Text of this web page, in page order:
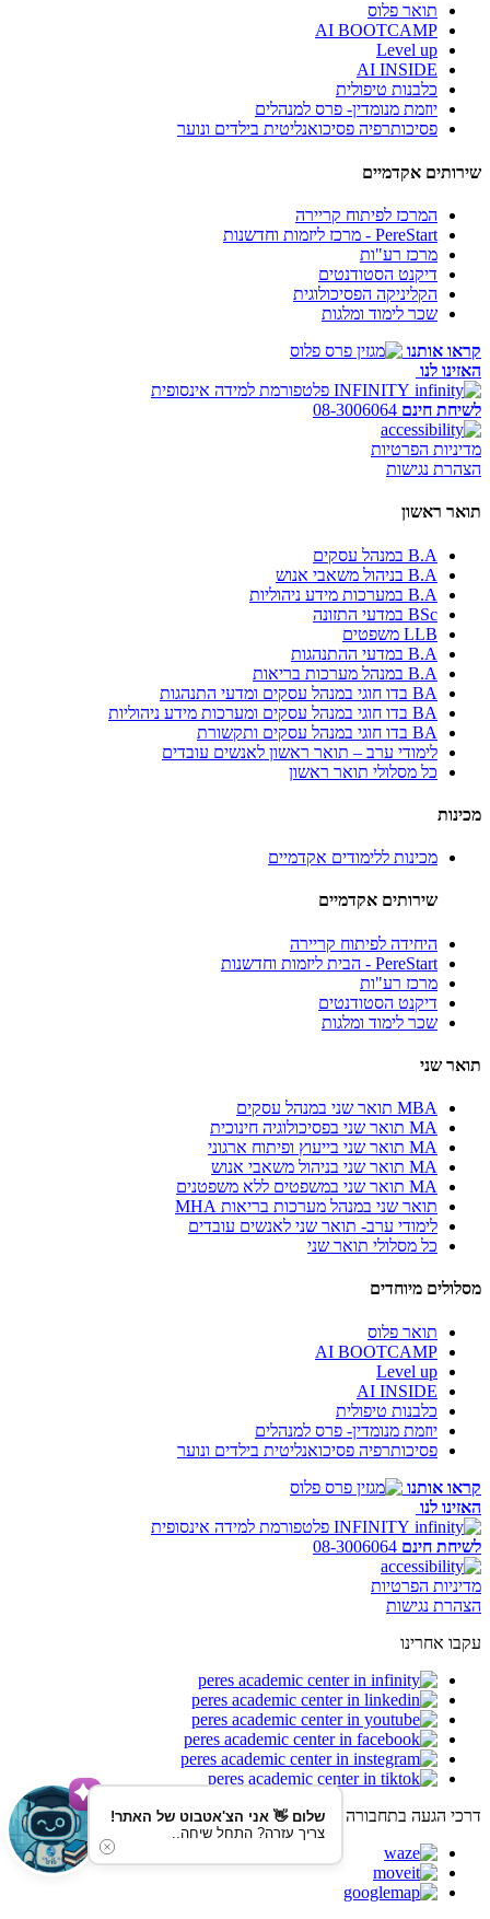
תואר פלוס
AI BOOTCAMP
Level up
AI INSIDE
כלבנות טיפולית
יוזמת מנומדין- פרס למנהלים
פסיכותרפיה פסיכואנליטית בילדים ונוער
שירותים אקדמיים
המרכז לפיתוח קריירה
PereStart - מרכז ליזמות וחדשנות
מרכז רע"ות
דיקנט הסטודנטים
הקליניקה הפסיכולוגית
שכר לימוד ומלגות
קראו אותנו
האזינו לנו
INFINITY פלטפורמת למידה אינסופית
לשיחת חינם 08-3006064
מדיניות הפרטיות
הצהרת נגישות
תואר ראשון
B.A במנהל עסקים
B.A בניהול משאבי אנוש
B.A במערכות מידע ניהוליות
BSc במדעי התזונה
LLB משפטים
B.A במדעי ההתנהגות
B.A במנהל מערכות בריאות
BA בדו חוגי במנהל עסקים ומדעי התנהגות
BA בדו חוגי במנהל עסקים ומערכות מידע ניהוליות
BA בדו חוגי במנהל עסקים ותקשורת
לימודי ערב – תואר ראשון לאנשים עובדים
כל מסלולי תואר ראשון
מכינות
מכינות ללימודים אקדמיים
שירותים אקדמיים
היחידה לפיתוח קריירה
PereStart - הבית ליזמות וחדשנות
מרכז רע"ות
דיקנט הסטודנטים
שכר לימוד ומלגות
תואר שני
MBA תואר שני במנהל עסקים
MA תואר שני בפסיכולוגיה חינוכית
MA תואר שני בייעוץ ופיתוח ארגוני
MA תואר שני בניהול משאבי אנוש
MA תואר שני במשפטים ללא משפטנים
תואר שני במנהל מערכות בריאות MHA
לימודי ערב- תואר שני לאנשים עובדים
כל מסלולי תואר שני
מסלולים מיוחדים
תואר פלוס
AI BOOTCAMP
Level up
AI INSIDE
כלבנות טיפולית
יוזמת מנומדין- פרס למנהלים
פסיכותרפיה פסיכואנליטית בילדים ונוער
קראו אותנו
האזינו לנו
INFINITY פלטפורמת למידה אינסופית
לשיחת חינם 08-3006064
מדיניות הפרטיות
הצהרת נגישות
עקבו אחרינו
דרכי הגעה בתחבורה ציבוריתשלום 👋 אני הצ'אטבוט של האתר!
צריך עזרה? התחל שיחה..